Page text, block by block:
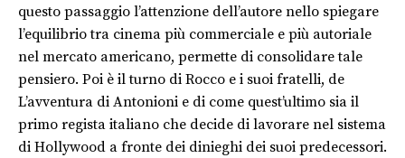
questo passaggio l’attenzione dell’autore nello spiegare
l’equilibrio tra cinema più commerciale e più autoriale
nel mercato americano, permette di consolidare tale
pensiero. Poi è il turno di Rocco e i suoi fratelli, de
L’avventura di Antonioni e di come quest’ultimo sia il
primo regista italiano che decide di lavorare nel sistema
di Hollywood a fronte dei dinieghi dei suoi predecessori.